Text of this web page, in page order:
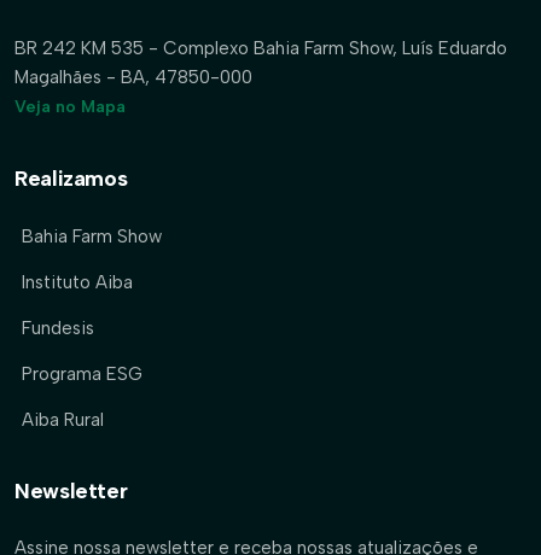
BR 242 KM 535 - Complexo Bahia Farm Show, Luís Eduardo
Magalhães - BA, 47850-000
Veja no Mapa
Realizamos
Bahia Farm Show
Instituto Aiba
Fundesis
Programa ESG
Aiba Rural
Newsletter
Assine nossa newsletter e receba nossas atualizações e